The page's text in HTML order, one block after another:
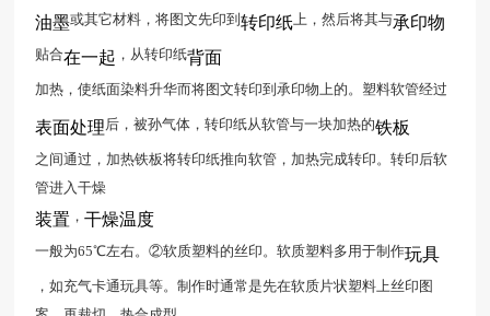
油墨或其它材料，将图文先印到 转印纸 上，然后将其与承印物
贴合在一起 ，从转印纸背面
加热，使纸面染料升华而将图文转印到承印物上的。塑料软管经过
表面处理 后，被孙气体，转印纸从软管与一块加热的铁板
之间通过，加热铁板将转印纸推向软管，加热完成转印。转印后软
管进入干燥
装置 ， 干燥温度
一般为65℃左右。②软质塑料的丝印。软质塑料多用于制作玩具
，如充气卡通玩具等。制作时通常是先在软质片状塑料上丝印图